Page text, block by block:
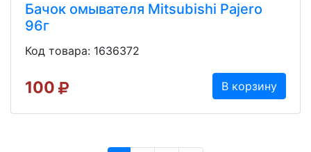
Бачок омывателя Mitsubishi Pajero
96г
Код товара: 1636372
100 В корзину